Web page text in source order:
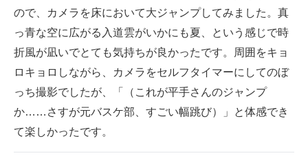
ので、カメラを床において大ジャンプしてみました。真
っ青な空に広がる入道雲がいかにも夏、という感じで時
折風が凪いでとても気持ちが良かったです。周囲をキョ
ロキョロしながら、カメラをセルフタイマーにしてのぼ
っち撮影でしたが、「（これが平手さんのジャンプ
か……さすが元バスケ部、すごい幅跳び）」と体感でき
て楽しかったです。